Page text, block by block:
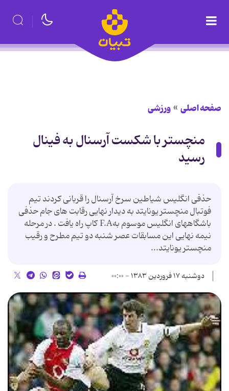
صفحه اصلی ورزشی
منچستر با شكست آرسنال به فینال
رسید
حذفی انگلیس شیاطین سرخ آرسنال را قربانی كردند تیم
فوتبال منچستر یونایتد به دیدار نهایی رقابت های جام حذفی
باشگاههای انگلیس موسوم بهF.A كاپ راه یافت . در مرحله
نیمه نهایی این مسابقات عصر شنبه دو تیم مطرح و رقیب
منچستر یونایتد...
دوشنبه ۱۷ فروردین ۱۳۸۳ - ۰۰:۰۰